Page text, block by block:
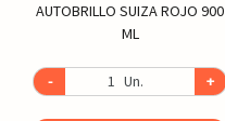
AUTOBRILLO SUIZA ROJO 900
ML
- Un. +